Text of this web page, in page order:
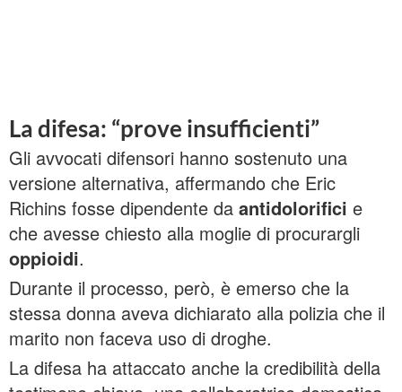
La difesa: “prove insufficienti”
Gli avvocati difensori hanno sostenuto una
versione alternativa, affermando che Eric
Richins fosse dipendente da antidolorifici e
che avesse chiesto alla moglie di procurargli
oppioidi.
Durante il processo, però, è emerso che la
stessa donna aveva dichiarato alla polizia che il
marito non faceva uso di droghe.
La difesa ha attaccato anche la credibilità della